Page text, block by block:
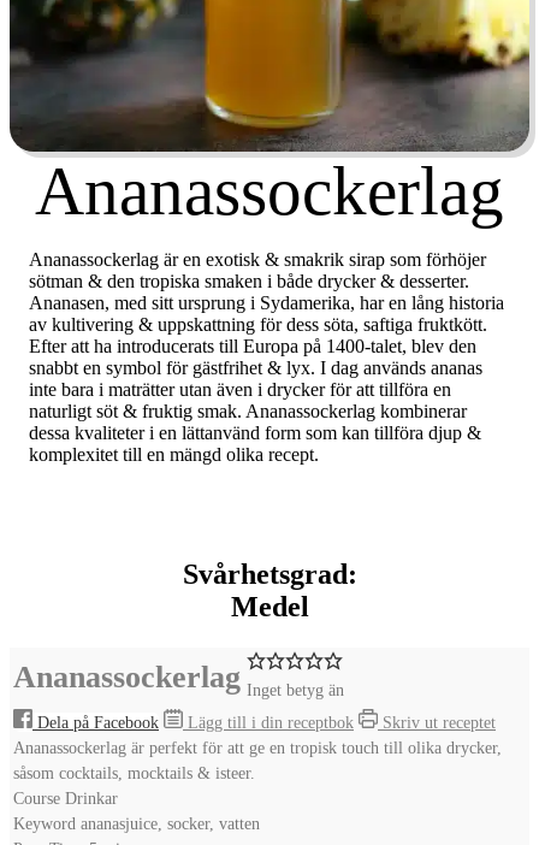
Ananassockerlag
Ananassockerlag är en exotisk & smakrik sirap som förhöjer
sötman & den tropiska smaken i både drycker & desserter.
Ananasen, med sitt ursprung i Sydamerika, har en lång historia
av kultivering & uppskattning för dess söta, saftiga fruktkött.
Efter att ha introducerats till Europa på 1400-talet, blev den
snabbt en symbol för gästfrihet & lyx. I dag används ananas
inte bara i maträtter utan även i drycker för att tillföra en
naturligt söt & fruktig smak. Ananassockerlag kombinerar
dessa kvaliteter i en lättanvänd form som kan tillföra djup &
komplexitet till en mängd olika recept.
Svårhetsgrad:
Medel
Ananassockerlag Inget betyg än
Dela på Facebook
Lägg till i din receptbok
Skriv ut receptet
Ananassockerlag är perfekt för att ge en tropisk touch till olika drycker,
såsom cocktails, mocktails & isteer.
Course Drinkar
Keyword ananasjuice, socker, vatten